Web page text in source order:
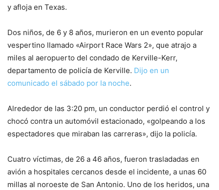
y afloja en Texas.
Dos niños, de 6 y 8 años, murieron en un evento popular
vespertino llamado «Airport Race Wars 2», que atrajo a
miles al aeropuerto del condado de Kerville-Kerr,
departamento de policía de Kerville. Dijo en un
comunicado el sábado por la noche.
Alrededor de las 3:20 pm, un conductor perdió el control y
chocó contra un automóvil estacionado, «golpeando a los
espectadores que miraban las carreras», dijo la policía.
Cuatro víctimas, de 26 a 46 años, fueron trasladadas en
avión a hospitales cercanos desde el incidente, a unas 60
millas al noroeste de San Antonio. Uno de los heridos, una